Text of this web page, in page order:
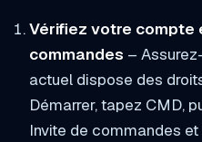
Vérifiez votre compte
commandes –
actuel dispose des
Démarrer, tapez CMD,
Invite de commandes